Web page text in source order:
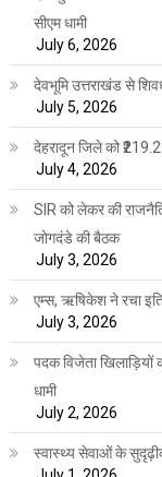
सीएम धामी
July 6, 2026
देवभूमि उत्तराखंड से
July 5, 2026
देहरादून जिले को
July 4, 2026
SIR को लेकर की
जोगदंडे की बैठक
July 3, 2026
एम्स, ऋषिकेश ने रचा
July 3, 2026
पदक विजेता
धामी
July 2, 2026
स्वास्थ्य सेवाओं के